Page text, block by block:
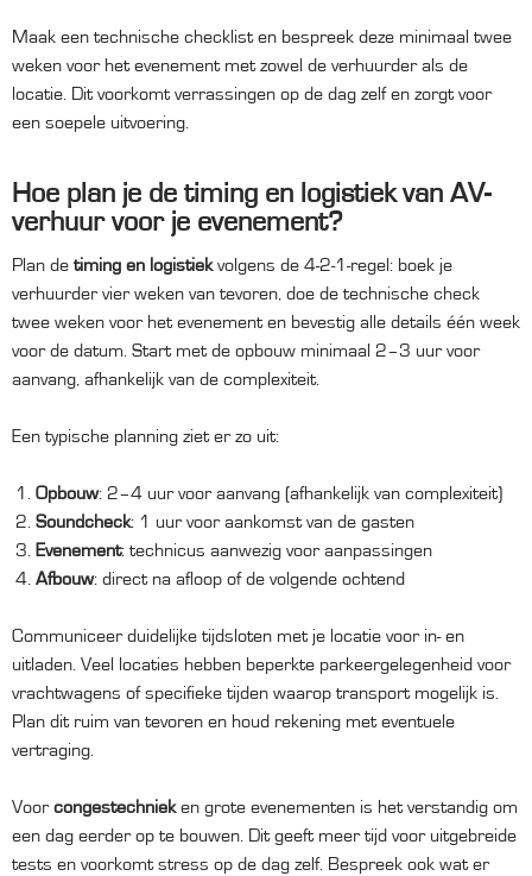
Maak een technische checklist en bespreek deze minimaal twee
weken voor het evenement met zowel de verhuurder als de
locatie. Dit voorkomt verrassingen op de dag zelf en zorgt voor
een soepele uitvoering.
Hoe plan je de timing en logistiek van AV-
verhuur voor je evenement?
Plan de timing en logistiekvolgens de 4-2-1-regel: boek je
verhuurder vier weken van tevoren, doe de technische check
twee weken voor het evenement en bevestig alle details één week
voor de datum. Start met de opbouw minimaal 2–3 uur voor
aanvang, afhankelijk van de complexiteit.
Een typische planning ziet er zo uit:
Opbouw: 2–4 uur voor aanvang (afhankelijk van complexiteit)
Soundcheck: 1 uur voor aankomst van de gasten
Evenement: technicus aanwezig voor aanpassingen
Afbouw: direct na afloop of de volgende ochtend
Communiceer duidelijke tijdsloten met je locatie voor in- en
uitladen. Veel locaties hebben beperkte parkeergelegenheid voor
vrachtwagens of specifieke tijden waarop transport mogelijk is.
Plan dit ruim van tevoren en houd rekening met eventuele
vertraging.
Voorcongestechnieken grote evenementen is het verstandig om
een dag eerder op te bouwen. Dit geeft meer tijd voor uitgebreide
tests en voorkomt stress op de dag zelf. Bespreek ook wat er